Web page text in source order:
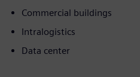
Commercial buildings
Intralogistics
Data center